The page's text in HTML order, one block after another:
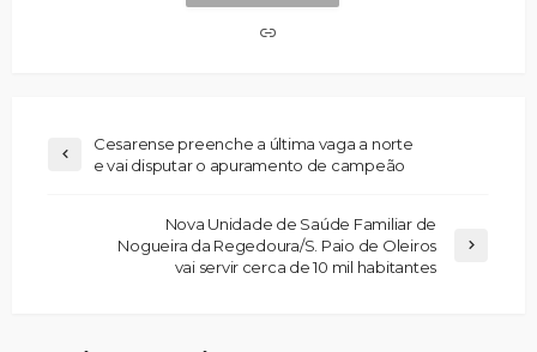
Cesarense preenche a última vaga a norte
e vai disputar o apuramento de campeão
Nova Unidade de Saúde Familiar de
Nogueira da Regedoura/S. Paio de Oleiros
vai servir cerca de 10 mil habitantes